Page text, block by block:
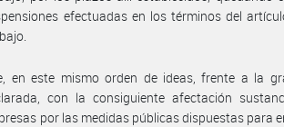
efectuadas en los términos del
en este mismo orden de ideas, frente a la
con la consiguiente afectación
por las medidas públicas dispuestas para